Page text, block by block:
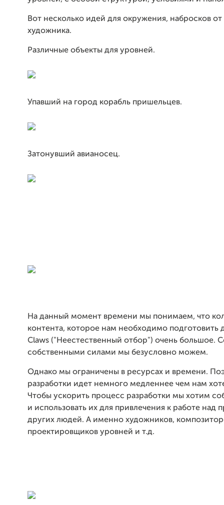
Вот несколько идей для окружения, набросков
художника.
Различные объекты для уровней.
Упавший на город корабль пришельцев.
Затонувший авианосец.
На данный момент времени мы понимаем, что
контента, которое нам необходимо подготовить
Claws ("Неестественный отбор") очень большое.
собственными силами мы безусловно можем.
Однако мы ограничены в ресурсах и времени.
разработки идет немного медленнее чем нам
Чтобы ускорить процесс разработки мы хотим
и использовать их для привлечения к работе над
других людей. А именно художников,
проектировщиков уровней и т.д.